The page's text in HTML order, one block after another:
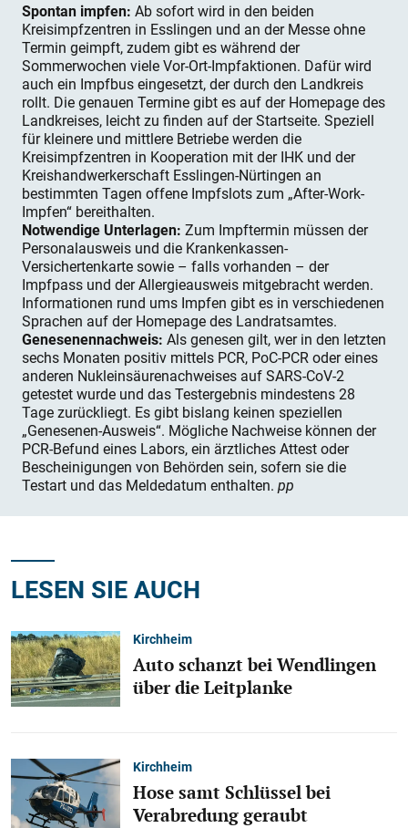
Spontan impfen: Ab sofort wird in den beiden
Kreisimpfzentren in Esslingen und an der Messe ohne
Termin geimpft, zudem gibt es während der
Sommerwochen viele Vor-Ort-Impfaktionen. Dafür wird
auch ein Impfbus eingesetzt, der durch den Landkreis
rollt. Die genauen Termine gibt es auf der Homepage des
Landkreises, leicht zu finden auf der Startseite. Speziell
für kleinere und mittlere Betriebe werden die
Kreisimpfzentren in Kooperation mit der IHK und der
Kreishandwerkerschaft Esslingen-Nürtingen an
bestimmten Tagen offene Impfslots zum „After-Work-
Impfen“ bereithalten.
Notwendige Unterlagen: Zum Impftermin müssen der
Personalausweis und die Krankenkassen-
Versichertenkarte sowie – falls vorhanden – der
Impfpass und der Allergieausweis mitgebracht werden.
Informationen rund ums Impfen gibt es in verschiedenen
Sprachen auf der Homepage des Landratsamtes.
Genesenennachweis: Als genesen gilt, wer in den letzten
sechs Monaten positiv mittels PCR, PoC-PCR oder eines
anderen Nukleinsäurenachweises auf SARS-CoV-2
getestet wurde und das Testergebnis mindestens 28
Tage zurückliegt. Es gibt bislang keinen speziellen
„Genesenen-Ausweis“. Mögliche Nachweise können der
PCR-Befund eines Labors, ein ärztliches Attest oder
Bescheinigungen von Behörden sein, sofern sie die
Testart und das Meldedatum enthalten. pp
LESEN SIE AUCH
Kirchheim
Auto schanzt bei Wendlingen
über die Leitplanke
Kirchheim
Hose samt Schlüssel bei
Verabredung geraubt